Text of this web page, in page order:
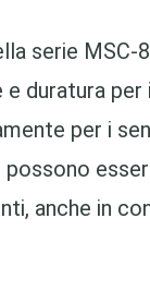
serie
duratura
per i
possono
anche in